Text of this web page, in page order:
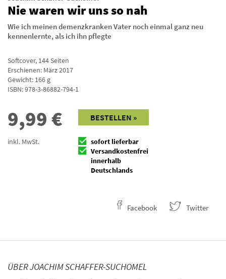
Nie waren wir uns so nah
Wie ich meinen demenzkranken Vater noch einmal ganz neu
kennenlernte, als ich ihn pflegte
Softcover, 144Seiten
Erschienen: März 2017
Gewicht: 166 g
ISBN:978-3-86882-794-1
9,99 €
inkl. MwSt.
BESTELLEN »
sofort lieferbar
Versandkostenfrei
innerhalb
Deutschlands
Facebook Twitter
ÜBER JOACHIM SCHAFFER-SUCHOMEL